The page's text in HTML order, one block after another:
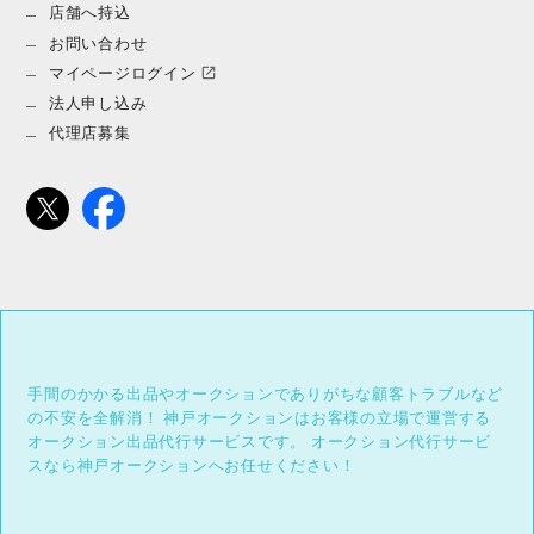
店舗へ持込
お問い合わせ
マイページログイン
法人申し込み
代理店募集
手間のかかる出品やオークションでありがちな顧客トラブルなど
の不安を全解消！
神戸オークションはお客様の立場で運営する
オークション出品代行サービスです。
オークション代行サービ
スなら神戸オークションへお任せください！